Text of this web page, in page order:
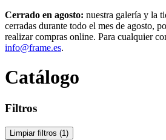
Cerrado en agosto: nuestra galería y la
cerradas durante todo el mes de agosto,
realizar compras online. Para cualquier
info@frame.es.
Catálogo
Filtros
Limpiar filtros (1)